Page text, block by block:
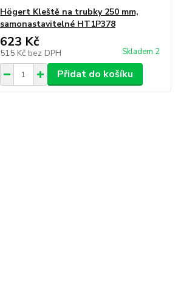
Högert Kleště na trubky 250 mm,
samonastavitelné HT1P378
623 Kč
515 Kč bez DPH Skladem 2
Přidat do košíku